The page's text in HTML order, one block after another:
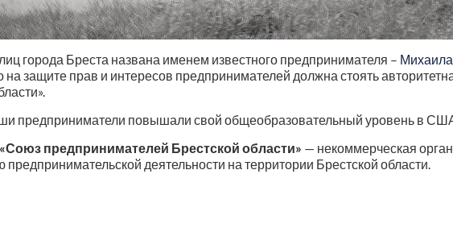
города Бреста названа именем известного предпринимателя –
защите прав и интересов предпринимателей должна стоять
предприниматели повышали свой общеобразовательный уровень в
предпринимателей Брестской области» — некоммерческая
деятельности на территории Брестской области.